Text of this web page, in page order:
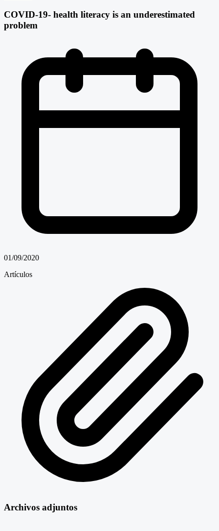
COVID-19- health literacy is an underestimated
problem
01/09/2020
Artículos
Archivos adjuntos